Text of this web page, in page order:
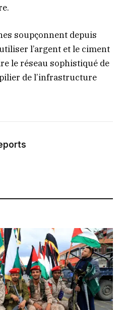
soupçonnent depuis
l’argent et le ciment
le réseau sophistiqué de
de l’infrastructure